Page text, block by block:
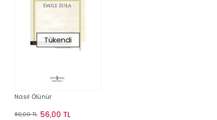
Tükendi
Nasıl Ölünür
80,00 TL 56,00 TL